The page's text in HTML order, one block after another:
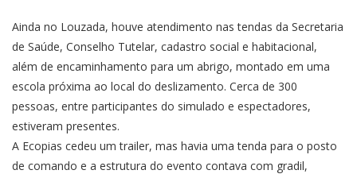
Ainda no Louzada, houve atendimento nas tendas da Secretaria
de Saúde, Conselho Tutelar, cadastro social e habitacional,
além de encaminhamento para um abrigo, montado em uma
escola próxima ao local do deslizamento. Cerca de 300
pessoas, entre participantes do simulado e espectadores,
estiveram presentes.
A Ecopias cedeu um trailer, mas havia uma tenda para o posto
de comando e a estrutura do evento contava com gradil,